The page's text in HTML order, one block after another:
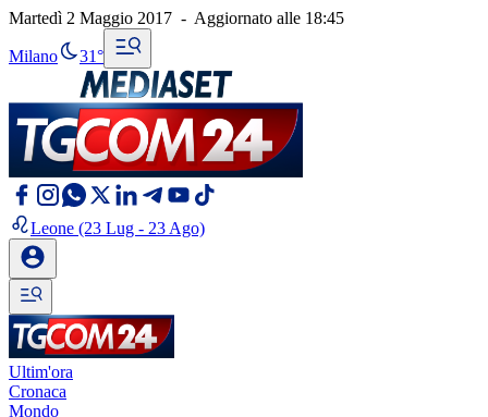
Martedì 2 Maggio 2017 - Aggiornato alle 18:45
Milano 31°
Leone (23 Lug - 23 Ago)
Ultim'ora
Cronaca
Mondo